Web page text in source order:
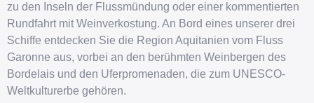
zu den Inseln der Flussmündung oder einer kommentierten
Rundfahrt mit Weinverkostung. An Bord eines unserer drei
Schiffe entdecken Sie die Region Aquitanien vom Fluss
Garonne aus, vorbei an den berühmten Weinbergen des
Bordelais und den Uferpromenaden, die zum UNESCO-
Weltkulturerbe gehören.